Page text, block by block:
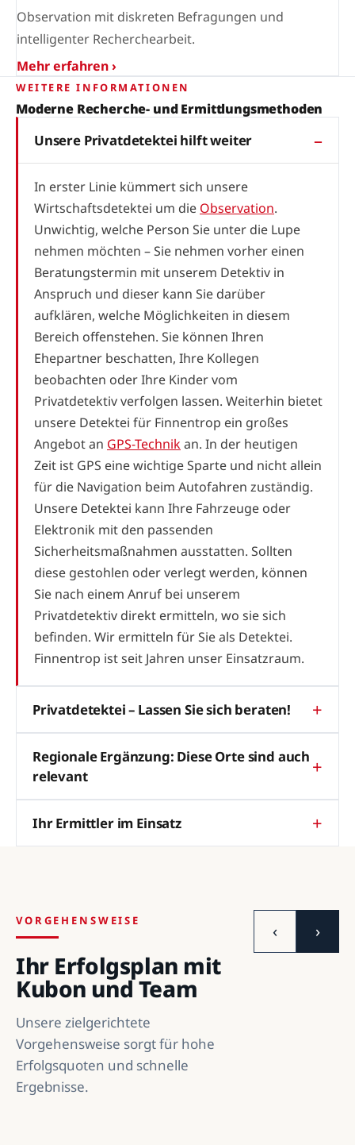
Observation mit diskreten Befragungen und
intelligenter Recherchearbeit.
Mehr erfahren ›
WEITERE INFORMATIONEN
Moderne Recherche- und Ermittlungsmethoden
Unsere Privatdetektei hilft weiter
In erster Linie kümmert sich unsere
Wirtschaftsdetektei um die Observation.
Unwichtig, welche Person Sie unter die Lupe
nehmen möchten – Sie nehmen vorher einen
Beratungstermin mit unserem Detektiv in
Anspruch und dieser kann Sie darüber
aufklären, welche Möglichkeiten in diesem
Bereich offenstehen. Sie können Ihren
Ehepartner beschatten, Ihre Kollegen
beobachten oder Ihre Kinder vom
Privatdetektiv verfolgen lassen. Weiterhin bietet
unsere Detektei für Finnentrop ein großes
Angebot an GPS-Technikan. In der heutigen
Zeit ist GPS eine wichtige Sparte und nicht allein
für die Navigation beim Autofahren zuständig.
Unsere Detektei kann Ihre Fahrzeuge oder
Elektronik mit den passenden
Sicherheitsmaßnahmen ausstatten. Sollten
diese gestohlen oder verlegt werden, können
Sie nach einem Anruf bei unserem
Privatdetektiv direkt ermitteln, wo sie sich
befinden. Wir ermitteln für Sie als Detektei.
Finnentrop ist seit Jahren unser Einsatzraum.
Privatdetektei – Lassen Sie sich beraten!
Regionale Ergänzung: Diese Orte sind auch
relevant
Ihr Ermittler im Einsatz
VORGEHENSWEISE
Ihr Erfolgsplan mit
Kubon und Team
Unsere zielgerichtete
Vorgehensweise sorgt für hohe
Erfolgsquoten und schnelle
Ergebnisse.
‹ ›